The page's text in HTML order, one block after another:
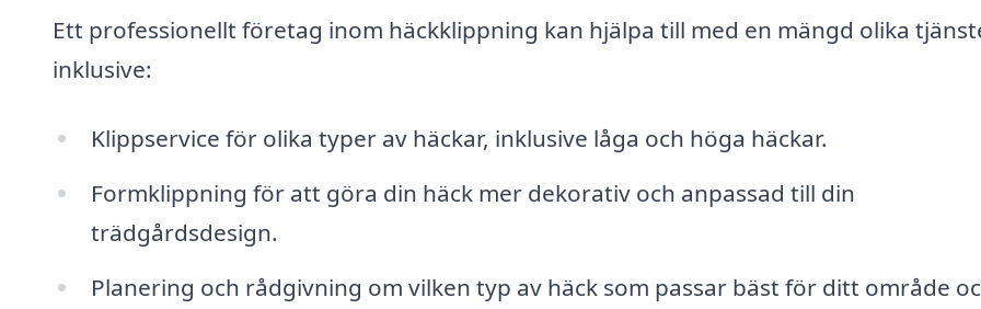
Ett professionellt företag inom häckklippning kan hjälpa till med en mängd olika
inklusive:
Klippservice för olika typer av häckar, inklusive låga och höga häckar.
Formklippning för att göra din häck mer dekorativ och anpassad till din
trädgårdsdesign.
Planering och rådgivning om vilken typ av häck som passar bäst för ditt område